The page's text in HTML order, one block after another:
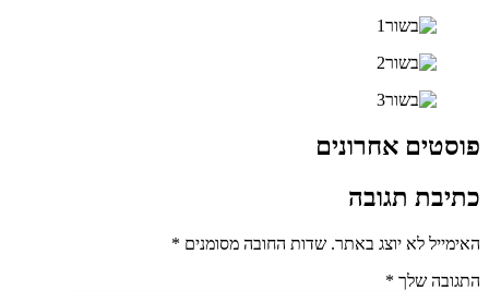
פוסטים אחרונים
כתיבת תגובה
האימייל לא יוצג באתר. שדות החובה מסומנים *
התגובה שלך *